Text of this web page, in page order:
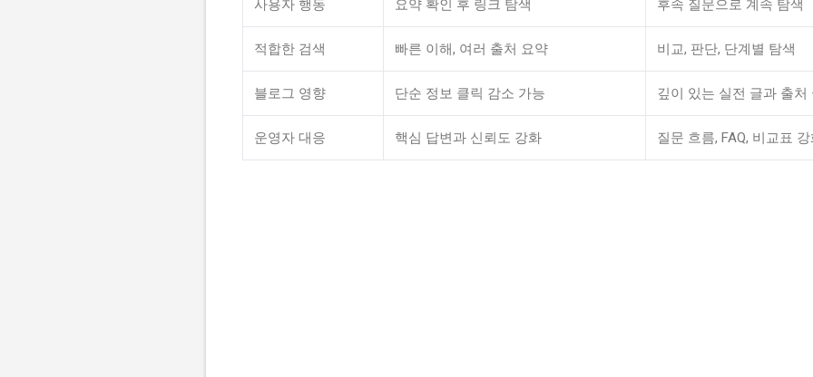
사용자 행동 요약 확인 후 링크 탐색 후속 질문으로 계속 탐색
적합한 검색 빠른 이해, 여러 출처 요약 비교, 판단, 단계별 탐색
블로그 영향 단순 정보 클릭 감소 가능 깊이 있는 실전 글과 출처
운영자 대응 핵심 답변과 신뢰도 강화 질문 흐름, FAQ, 비교표